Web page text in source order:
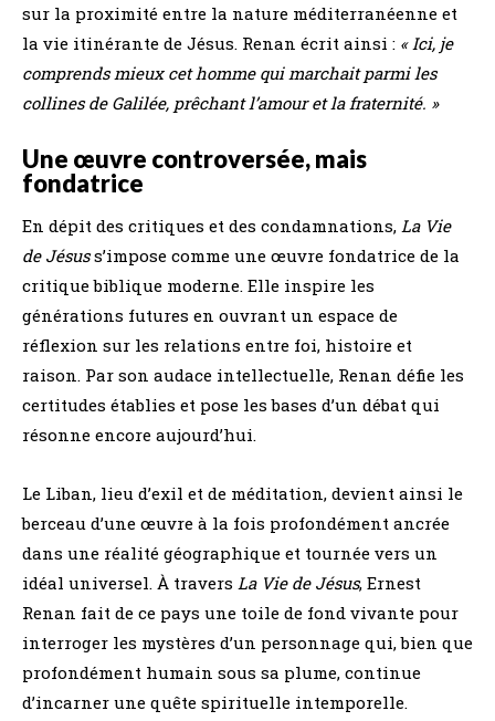
sur la proximité entre la nature méditerranéenne et
la vie itinérante de Jésus. Renan écrit ainsi : « Ici, je
comprends mieux cet homme qui marchait parmi les
collines de Galilée, prêchant l’amour et la fraternité. »
Une œuvre controversée, mais
fondatrice
En dépit des critiques et des condamnations, La Vie
de Jésuss’impose comme une œuvre fondatrice de la
critique biblique moderne. Elle inspire les
générations futures en ouvrant un espace de
réflexion sur les relations entre foi, histoire et
raison. Par son audace intellectuelle, Renan défie les
certitudes établies et pose les bases d’un débat qui
résonne encore aujourd’hui.
Le Liban, lieu d’exil et de méditation, devient ainsi le
berceau d’une œuvre à la fois profondément ancrée
dans une réalité géographique et tournée vers un
idéal universel. À travers La Vie de Jésus, Ernest
Renan fait de ce pays une toile de fond vivante pour
interroger les mystères d’un personnage qui, bien que
profondément humain sous sa plume, continue
d’incarner une quête spirituelle intemporelle.